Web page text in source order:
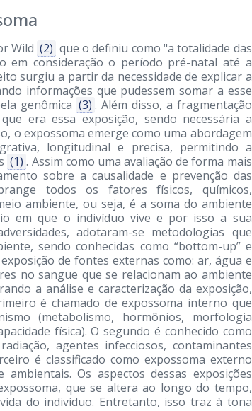
Wild (2) que o definiu como "a totalidade das
em consideração o período pré-natal até a
surgiu a partir da necessidade de explicar a
informações que pudessem somar a esse
genômica (3) . Além disso, a fragmentação
era essa exposição, sendo necessária a
o expossoma emerge como uma abordagem
longitudinal e precisa, permitindo a
(1) . Assim como uma avaliação de forma mais
sobre a causalidade e prevenção das
todos os fatores físicos, químicos,
ambiente, ou seja, é a soma do ambiente
em que o indivíduo vive e por isso a sua
adotaram-se metodologias que
sendo conhecidas como “bottom-up” e
de fontes externas como: ar, água e
no sangue que se relacionam ao ambiente
a análise e caracterização da exposição,
é chamado de expossoma interno que
(metabolismo, hormônios, morfologia
física). O segundo é conhecido como
agentes infecciosos, contaminantes
é classificado como expossoma externo
Os aspectos dessas exposições
que se altera ao longo do tempo,
do indivíduo. Entretanto, isso traz à tona